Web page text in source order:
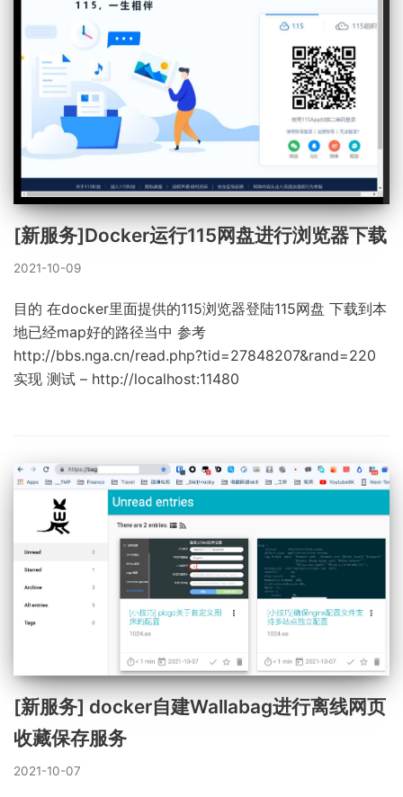
[新服务]Docker运行115网盘进行浏览器下载
2021-10-09
目的 在docker里面提供的115浏览器登陆115网盘 下载到本
地已经map好的路径当中 参考
http://bbs.nga.cn/read.php?tid=27848207&rand=220
实现 测试 – http://localhost:11480
[新服务] docker自建Wallabag进行离线网页
收藏保存服务
2021-10-07